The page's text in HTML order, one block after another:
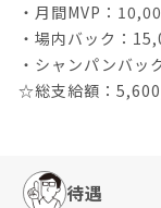
・月間MVP：
・場内バック：
・シャンパンバッ
☆総支給額：
待遇